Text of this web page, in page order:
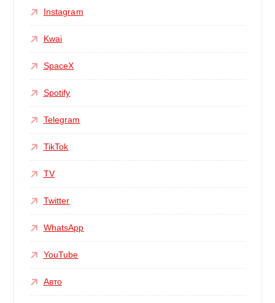
Instagram
Kwai
SpaceX
Spotify
Telegram
TikTok
TV
Twitter
WhatsApp
YouTube
Авто